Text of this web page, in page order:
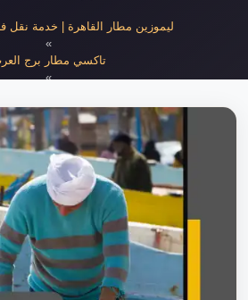
خدمات المطار
نحن
ليموزين مطار القاهرة | خدمة نقل فاخرة
تاكسي مطار برج العرب
»